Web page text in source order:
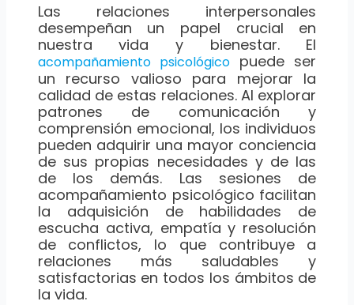
Las relaciones interpersonales
desempeñan un papel crucial en
nuestra vida y bienestar. El
acompañamiento psicológicopuede ser
un recurso valioso para mejorar la
calidad de estas relaciones. Al explorar
patrones de comunicación y
comprensión emocional, los individuos
pueden adquirir una mayor conciencia
de sus propias necesidades y de las
de los demás. Las sesiones de
acompañamiento psicológico facilitan
la adquisición de habilidades de
escucha activa, empatía y resolución
de conflictos, lo que contribuye a
relaciones más saludables y
satisfactorias en todos los ámbitos de
la vida.